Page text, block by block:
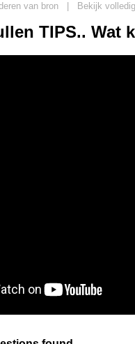
van bron Bekijk
TIPS.. Wat